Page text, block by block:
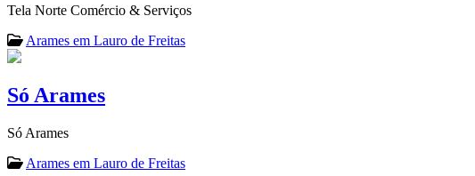
Tela Norte Comércio & Serviços
Arames em Lauro de Freitas
Só Arames
Só Arames
Arames em Lauro de Freitas